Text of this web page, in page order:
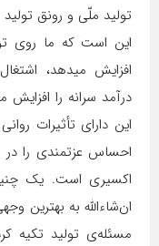
تولید ملّی و رونق
این است که ما روی
افزایش میدهد،
درآمد سرانه را افزایش
این دارای تأثیرات
احساس عزتمندی را
اکسیری است. یک
ان‌شاءالله به بهترین
مسئله‌ی تولید تکیه